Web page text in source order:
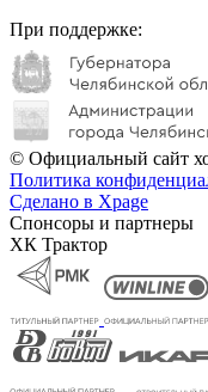
При поддержке:
© Официальный сайт
Политика
Сделано в Xpage
Спонсоры и партнеры
ХК Трактор